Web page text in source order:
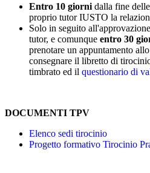
Entro 10 giorni dalla fine
proprio tutor IUSTO la
Solo in seguito
tutor, e comunque entro 30
prenotare un appuntamento
consegnare il libretto di
timbrato ed il questionario di
DOCUMENTI TPV
Elenco sedi tirocinio
Progetto formativo Tirocinio